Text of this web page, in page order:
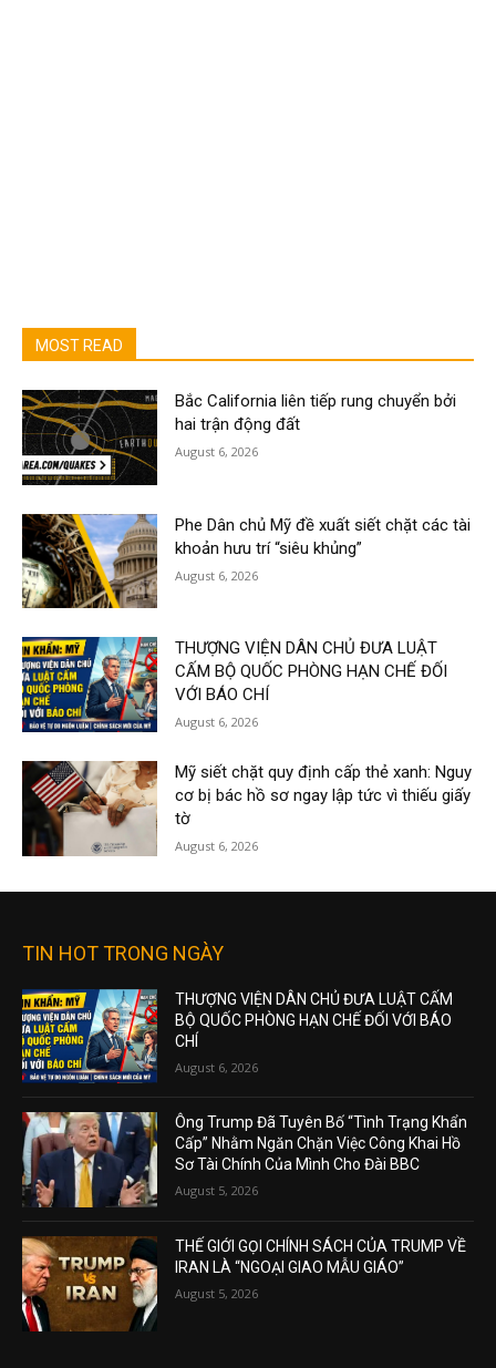
MOST READ
Bắc California liên tiếp rung chuyển bởi
hai trận động đất
August 6, 2026
Phe Dân chủ Mỹ đề xuất siết chặt các tài
khoản hưu trí “siêu khủng”
August 6, 2026
THƯỢNG VIỆN DÂN CHỦ ĐƯA LUẬT
CẤM BỘ QUỐC PHÒNG HẠN CHẾ ĐỐI
VỚI BÁO CHÍ
August 6, 2026
Mỹ siết chặt quy định cấp thẻ xanh: Nguy
cơ bị bác hồ sơ ngay lập tức vì thiếu giấy
tờ
August 6, 2026
TIN HOT TRONG NGÀY
THƯỢNG VIỆN DÂN CHỦ ĐƯA LUẬT CẤM
BỘ QUỐC PHÒNG HẠN CHẾ ĐỐI VỚI BÁO
CHÍ
August 6, 2026
Ông Trump Đã Tuyên Bố “Tình Trạng Khẩn
Cấp” Nhằm Ngăn Chặn Việc Công Khai Hồ
Sơ Tài Chính Của Mình Cho Đài BBC
August 5, 2026
THẾ GIỚI GỌI CHÍNH SÁCH CỦA TRUMP VỀ
IRAN LÀ “NGOẠI GIAO MẪU GIÁO”
August 5, 2026